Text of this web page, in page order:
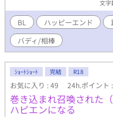
同居生活がスタートしてい
げられ、飯は三食管理され
自由を奪われたはずのリグ
より過保護じゃね？」自分
ンの存在を受け入れてい
生魔法使いリグル 楽しい
切なし。 ライトにゆるーく
マークにて。 ムーンライ
禁止※
文字
BL ハッピーエンド
バディ/相棒
ｼｮｰﾄｼｮｰﾄ 完結 R18
お気に入り : 49 24h.ポイント
巻き込まれ召喚された
ハピエンになる